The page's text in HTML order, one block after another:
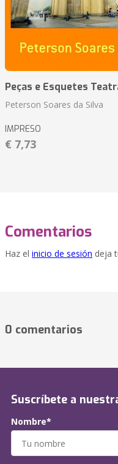
Peças e Esquetes
Peterson Soares da Silva
IMPRESO
€ 7,73
Comentarios
Haz el inicio de sesión deja
0 comentarios
Suscríbete a
Nombre*